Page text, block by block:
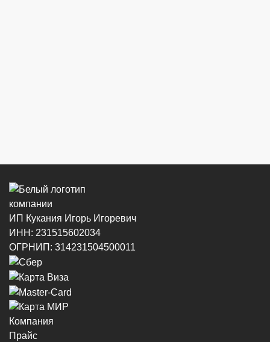
г. Новороссийск, ул. Котанова, 4
8 (964) 914-44-74 (с 9:00 до 20:00)
ИП Кукания Игорь Игоревич
ИНН: 231515602034
ОГРНИП: 314231504500011
Компания
Прайс